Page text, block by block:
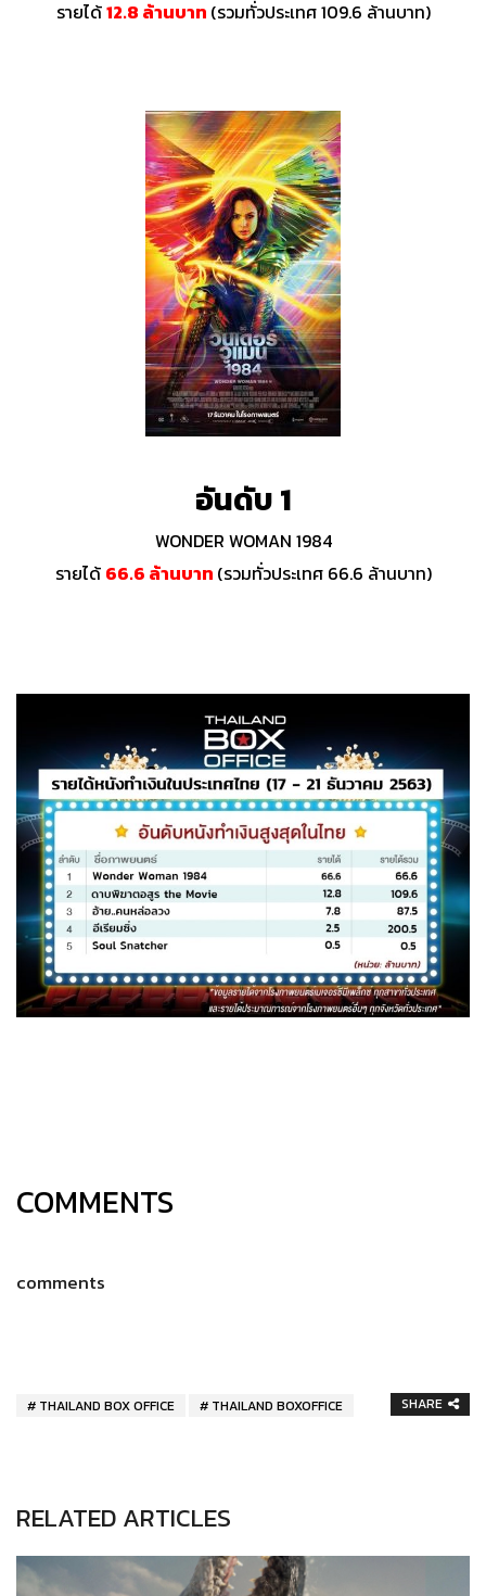
รายได้12.8 ล้านบาท (รวมทั่วประเทศ 109.6 ล้านบาท)
อันดับ 1
WONDER WOMAN 1984
รายได้ 66.6 ล้านบาท (รวมทั่วประเทศ 66.6 ล้านบาท)
COMMENTS
comments
THAILAND BOX OFFICE THAILAND BOXOFFICE SHARE
RELATED ARTICLES